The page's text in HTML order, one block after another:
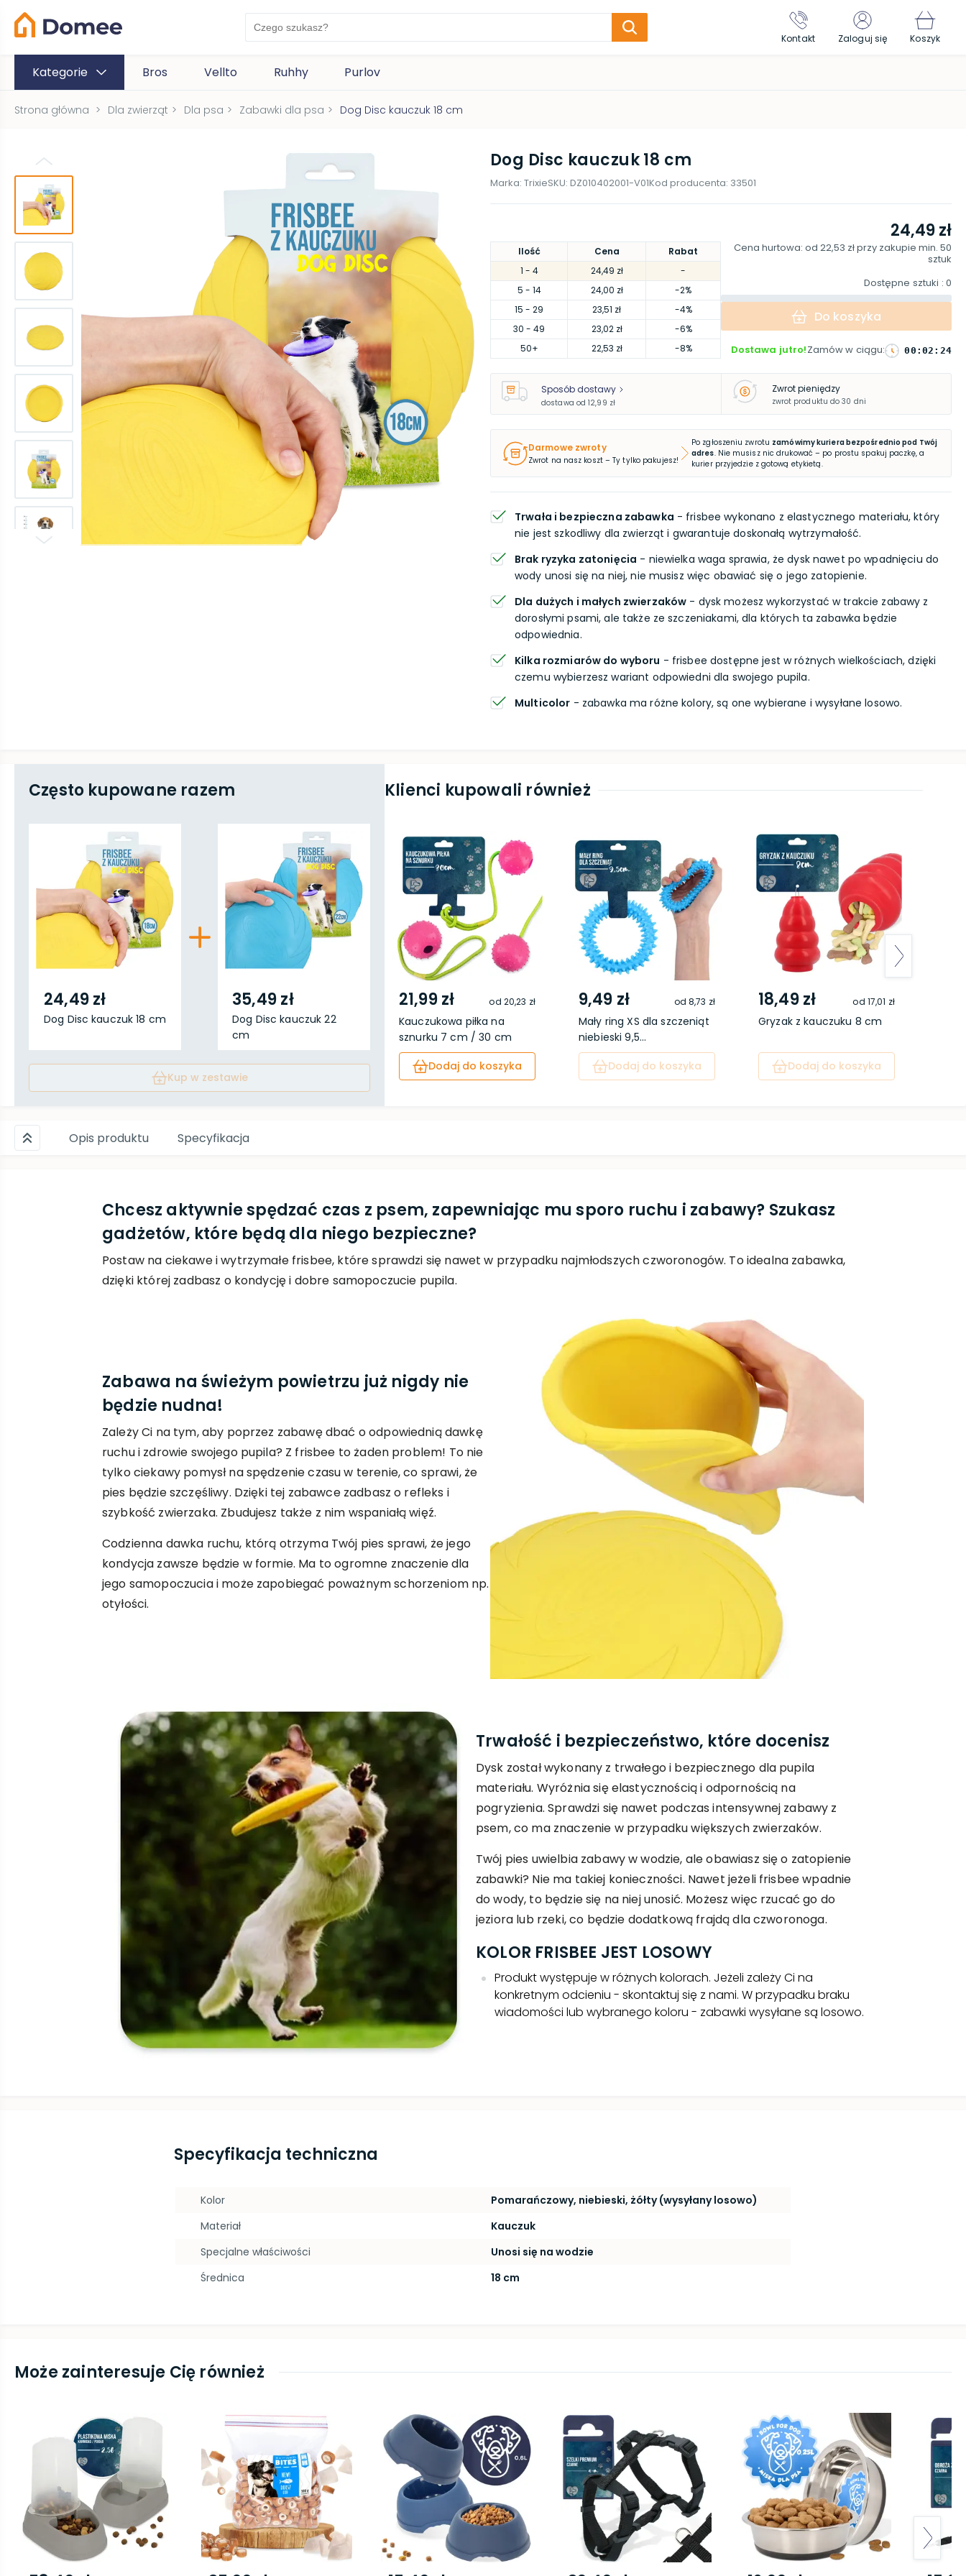
Kontakt Zaloguj się Koszyk
Kategorie Bros Vellto Ruhhy Purlov
Strona główna > Dla zwierząt > Dla psa > Zabawki dla psa > Dog Disc kauczuk 18 cm
Dog Disc kauczuk 18 cm
Marka: TrixieSKU: DZ010402001-V01Kod producenta: 33501
Ilość Cena
Rabat
1 - 4 24,49 zł
-
5 - 14 24,00 zł
-2%
15 - 29 23,51 zł
-4%
30 - 49 23,02 zł
-6%
50+ 22,53 zł -8%
24,49 zł
Cena hurtowa: od 22,53 złprzy zakupie min. 50
sztuk
Dostępne sztuki : 0
Do koszyka
Dostawa jutro!Zamów w ciągu: 00 : 02 : 23
Sposób dostawy
dostawa od 12,99 zł
Zwrot pieniędzy
zwrot produktu do 30 dni
Darmowe zwroty
Zwrot na nasz koszt – Ty tylko pakujesz!
Po zgłoszeniu zwrotu zamówimy kuriera bezpośrednio pod Twój
adres. Nie musisz nic drukować – po prostu spakuj paczkę, a
kurier przyjedzie z gotową etykietą.
Trwała i bezpieczna zabawka - frisbee wykonano z elastycznego materiału, który
nie jest szkodliwy dla zwierząt i gwarantuje doskonałą wytrzymałość.
Brak ryzyka zatonięcia - niewielka waga sprawia, że dysk nawet po wpadnięciu do
wody unosi się na niej, nie musisz więc obawiać się o jego zatopienie.
Dla dużych i małych zwierzaków - dysk możesz wykorzystać w trakcie zabawy z
dorosłymi psami, ale także ze szczeniakami, dla których ta zabawka będzie
odpowiednia.
Kilka rozmiarów do wyboru - frisbee dostępne jest w różnych wielkościach, dzięki
czemu wybierzesz wariant odpowiedni dla swojego pupila.
Multicolor - zabawka ma różne kolory, są one wybierane i wysyłane losowo.
Często kupowane razem
24,49 zł
Dog Disc kauczuk 18 cm
35,49 zł
Dog Disc kauczuk 22
cm
Kup w zestawie
Klienci kupowali również
21,99 zł od 20,23 zł
Kauczukowa piłka na
sznurku 7 cm / 30 cm
Dodaj do koszyka
9,49 zł od8,73 zł
Mały ring XS dla szczeniąt
niebieski 9,5...
Dodaj do koszyka
18,49 zł od 17,01 zł
Gryzak z kauczuku 8 cm
Dodaj do koszyka
Opis produktu Specyfikacja
Chcesz aktywnie spędzać czas z psem, zapewniając mu sporo ruchu i zabawy? Szukasz
gadżetów, które będą dla niego bezpieczne?
Postaw na ciekawe i wytrzymałe frisbee, które sprawdzi się nawet w przypadku najmłodszych czworonogów. To idealna zabawka,
dzięki której zadbasz o kondycję i dobre samopoczucie pupila.
Zabawa na świeżym powietrzu już nigdy nie
będzie nudna!
Zależy Ci na tym, aby poprzez zabawę dbać o odpowiednią dawkę
ruchu i zdrowie swojego pupila? Z frisbee to żaden problem! To nie
tylko ciekawy pomysł na spędzenie czasu w terenie, co sprawi, że
pies będzie szczęśliwy. Dzięki tej zabawce zadbasz o refleks i
szybkość zwierzaka. Zbudujesz także z nim wspaniałą więź.
Codzienna dawka ruchu, którą otrzyma Twój pies sprawi, że jego
kondycja zawsze będzie w formie. Ma to ogromne znaczenie dla
jego samopoczucia i może zapobiegać poważnym schorzeniom np.
otyłości.
Trwałość i bezpieczeństwo, które docenisz
Dysk został wykonany z trwałego i bezpiecznego dla pupila
materiału. Wyróżnia się elastycznością i odpornością na
pogryzienia. Sprawdzi się nawet podczas intensywnej zabawy z
psem, co ma znaczenie w przypadku większych zwierzaków.
Twój pies uwielbia zabawy w wodzie, ale obawiasz się o zatopienie
zabawki? Nie ma takiej konieczności. Nawet jeżeli frisbee wpadnie
do wody, to będzie się na niej unosić. Możesz więc rzucać go do
jeziora lub rzeki, co będzie dodatkową frajdą dla czworonoga.
KOLOR FRISBEE JEST LOSOWY
Produkt występuje w różnych kolorach. Jeżeli zależy Ci na
konkretnym odcieniu - skontaktuj się z nami. W przypadku braku
wiadomości lub wybranego koloru - zabawki wysyłane są losowo.
Specyfikacja techniczna
Kolor
Pomarańczowy, niebieski, żółty (wysyłany losowo)
Materiał
Kauczuk
Specjalne właściwości
Unosi się na wodzie
Średnica
18 cm
Może zainteresuje Cię również